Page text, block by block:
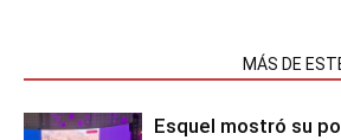
MÁS DE
Esquel mostró su